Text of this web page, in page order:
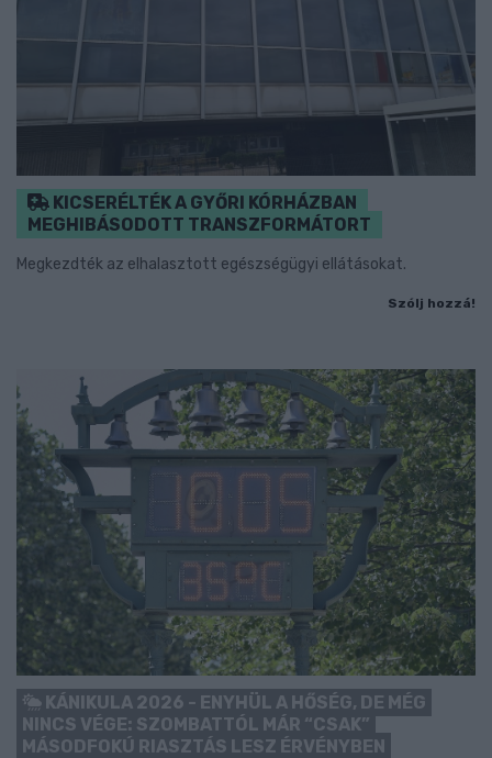
KICSERÉLTÉK A GYŐRI KÓRHÁZBAN
MEGHIBÁSODOTT TRANSZFORMÁTORT
Megkezdték az elhalasztott egészségügyi ellátásokat.
Szólj hozzá!
KÁNIKULA 2026 - ENYHÜL A HŐSÉG, DE MÉG
NINCS VÉGE: SZOMBATTÓL MÁR “CSAK”
MÁSODFOKÚ RIASZTÁS LESZ ÉRVÉNYBEN